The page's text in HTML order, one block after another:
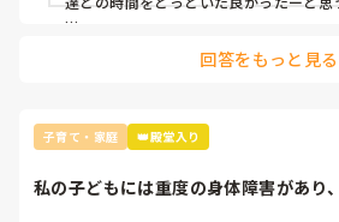
値観で選べば正解だと思います
回答をもっと見る
子育て・家庭 👑殿堂入り
私の子どもには重度の身体障害があり